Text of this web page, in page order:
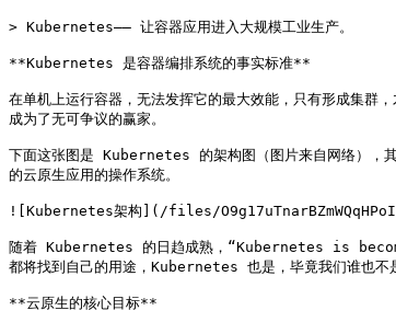
> Kubernetes—— 让容器应用进入大规模工业生产。
**Kubernetes 是容器编排系统的事实标准**
在单机上运行容器，无法发挥它的最大效能，只有形成集
成为了无可争议的赢家。
下面这张图是 Kubernetes 的架构图（图片来自网络），
的云原生应用的操作系统。
![Kubernetes架构](/files/
随着 Kubernetes 的日趋成熟，“Kubernetes is
都将找到自己的用途，Kubernetes 也是，毕竟我们谁也不
**云原生的核心目标**